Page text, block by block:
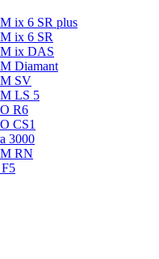
ix 6 SR plus
ix 6 SR
ix DAS
Diamant
SV
LS 5
R6
CS1
3000
RN